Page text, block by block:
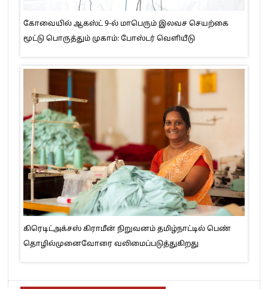
கோவையில் ஆகஸ்ட் 9-ல் மாபெரும் இலவச செயற்கை
மூட்டு பொருத்தும் முகாம்: போஸ்டர் வெளியீடு
கிரெடிட்அக்சஸ் கிராமீன் நிறுவனம் தமிழ்நாட்டில் பெண்
தொழில்முனைவோரை வலிமைப்படுத்துகிறது